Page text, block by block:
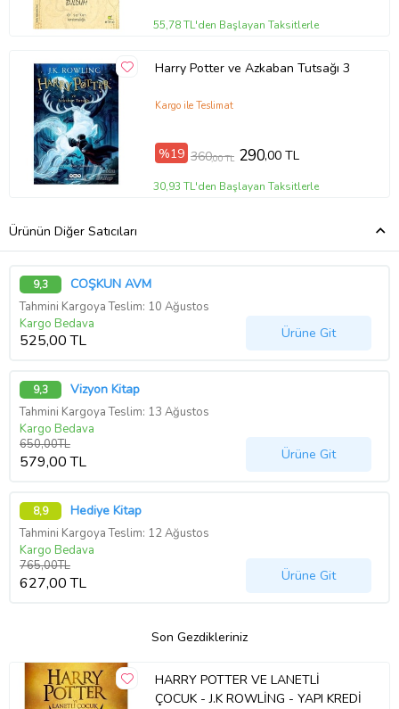
55,78 TL'den Başlayan Taksitlerle
Harry Potter ve Azkaban Tutsağı 3
Kargo ile Teslimat
%19 360,00 TL 290,00 TL
30,93 TL'den Başlayan Taksitlerle
Ürünün Diğer Satıcıları
9,3 COŞKUN AVM
Tahmini Kargoya Teslim: 10 Ağustos
Kargo Bedava
525,00 TL Ürüne Git
9,3 Vizyon Kitap
Tahmini Kargoya Teslim: 13 Ağustos
Kargo Bedava
650,00TL
579,00 TL Ürüne Git
8,9 Hediye Kitap
Tahmini Kargoya Teslim: 12 Ağustos
Kargo Bedava
765,00TL
627,00 TL Ürüne Git
Son Gezdikleriniz
HARRY POTTER VE LANETLİ
ÇOCUK - J.K ROWLİNG - YAPI KREDİ